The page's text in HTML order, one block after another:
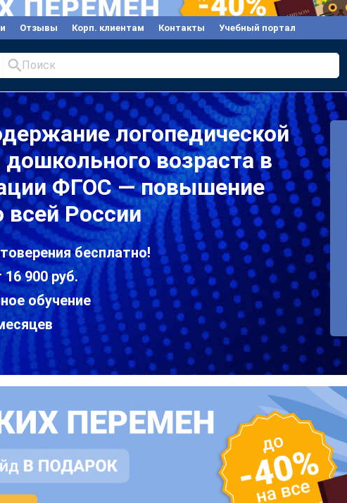
Отзывы Корп. клиентам Контакты Учебный портал
Поиск
логопедической
возраста в
ФГОС — повышение
России
бесплатно!
900 руб.
обучение